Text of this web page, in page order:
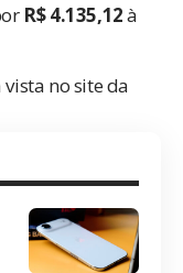
R$ 4.135,12à
vista no site da